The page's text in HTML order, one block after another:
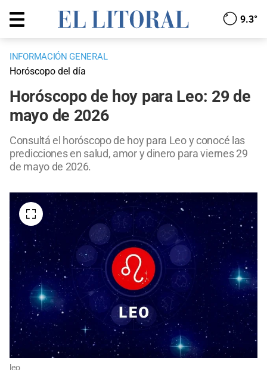
9.3°
INFORMACIÓN GENERAL
Horóscopo del día
Horóscopo de hoy para Leo: 29 de
mayo de 2026
Consultá el horóscopo de hoy para Leo y conocé las
predicciones en salud, amor y dinero para viernes 29
de mayo de 2026.
leo